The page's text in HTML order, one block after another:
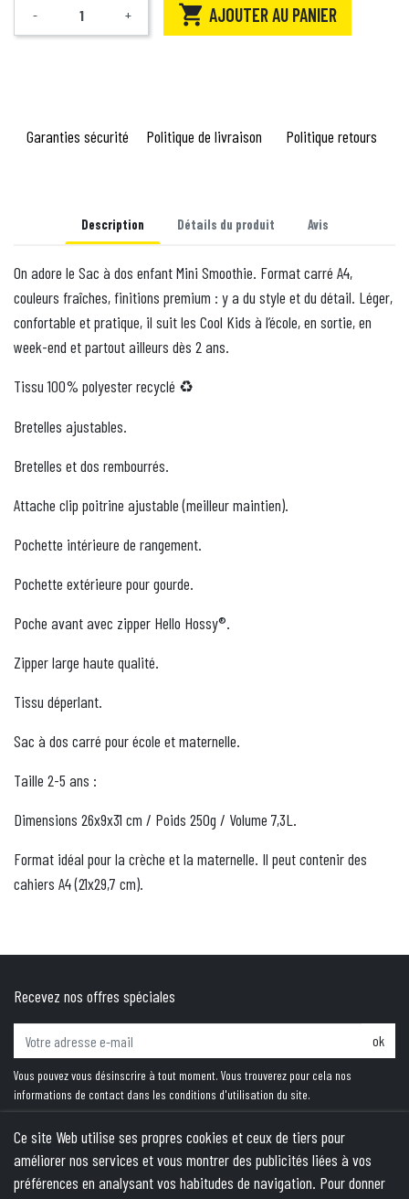
Quantité
- +  AJOUTER AU PANIER
Garanties sécurité Politique de livraison Politique retours
Description Détails du produit Avis
On adore le Sac à dos enfant Mini Smoothie. Format carré A4,
couleurs fraîches, finitions premium : y a du style et du détail. Léger,
confortable et pratique, il suit les Cool Kids à l’école, en sortie, en
week-end et partout ailleurs dès 2 ans.
Tissu 100% polyester recyclé ♻️
Bretelles ajustables.
Bretelles et dos rembourrés.
Attache clip poitrine ajustable (meilleur maintien).
Pochette intérieure de rangement.
Pochette extérieure pour gourde.
Poche avant avec zipper Hello Hossy®.
Zipper large haute qualité.
Tissu déperlant.
Sac à dos carré pour école et maternelle.
Taille 2-5 ans :
Dimensions 26x9x31 cm / Poids 250g / Volume 7,3L.
Format idéal pour la crèche et la maternelle. Il peut contenir des
cahiers A4 (21x29,7 cm).
Recevez nos offres spéciales
ok
Vous pouvez vous désinscrire à tout moment. Vous trouverez pour cela nos
informations de contact dans les conditions d'utilisation du site.
PRODUITS
Ce site Web utilise ses propres cookies et ceux de tiers pour
améliorer nos services et vous montrer des publicités liées à vos
préférences en analysant vos habitudes de navigation. Pour donner